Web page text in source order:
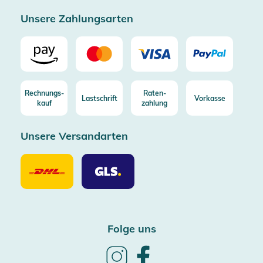
Unsere Zahlungsarten
Rechnungs-
kauf
Lastschrift
Raten-
zahlung
Vorkasse
Unsere Versandarten
Unsere
Versandarten
DHL
Unsere
Versandarten
GLS
Folge uns
Follow